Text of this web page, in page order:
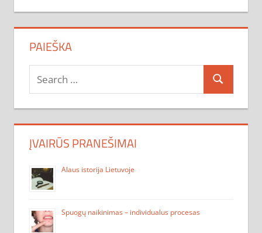
PAIEŠKA
Search
for:
Search
ĮVAIRŪS PRANEŠIMAI
Alaus istorija Lietuvoje
Spuogų naikinimas – individualus procesas